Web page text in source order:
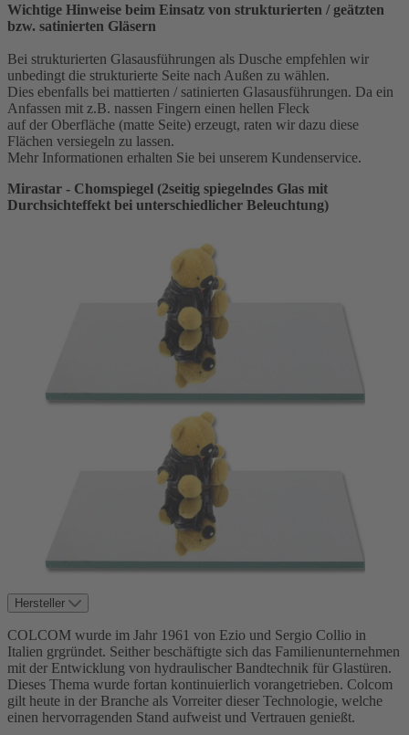
Wichtige Hinweise beim Einsatz von strukturierten / geätzten
bzw. satinierten Gläsern
Bei strukturierten Glasausführungen als Dusche empfehlen wir
unbedingt die strukturierte Seite nach Außen zu wählen.
Dies ebenfalls bei mattierten / satinierten Glasausführungen. Da ein
Anfassen mit z.B. nassen Fingern einen hellen Fleck
auf der Oberfläche (matte Seite) erzeugt, raten wir dazu diese
Flächen versiegeln zu lassen.
Mehr Informationen erhalten Sie bei unserem Kundenservice.
Mirastar - Chomspiegel (2seitig spiegelndes Glas mit
Durchsichteffekt bei unterschiedlicher Beleuchtung)
Hersteller
COLCOM wurde im Jahr 1961 von Ezio und Sergio Collio in
Italien grgründet. Seither beschäftigte sich das Familienunternehmen
mit der Entwicklung von hydraulischer Bandtechnik für Glastüren.
Dieses Thema wurde fortan kontinuierlich vorangetrieben. Colcom
gilt heute in der Branche als Vorreiter dieser Technologie, welche
einen hervorragenden Stand aufweist und Vertrauen genießt.